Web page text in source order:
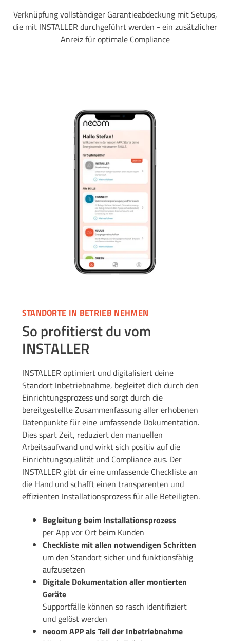
Verknüpfung vollständiger Garantieabdeckung mit Setups,
die mit INSTALLER durchgeführt werden - ein zusätzlicher
Anreiz für optimale Compliance
STANDORTE IN BETRIEB NEHMEN
So profitierst du vom
INSTALLER
INSTALLER optimiert und digitalisiert deine
Standort Inbetriebnahme, begleitet dich durch den
Einrichtungsprozess und sorgt durch die
bereitgestellte Zusammenfassung aller erhobenen
Datenpunkte für eine umfassende Dokumentation.
Dies spart Zeit, reduziert den manuellen
Arbeitsaufwand und wirkt sich positiv auf die
Einrichtungsqualität und Compliance aus. Der
INSTALLER gibt dir eine umfassende Checkliste an
die Hand und schafft einen transparenten und
effizienten Installationsprozess für alle Beteiligten.
Begleitung beim Installationsprozess
per App vor Ort beim Kunden
Checkliste mit allen notwendigen Schritten
um den Standort sicher und funktionsfähig
aufzusetzen
Digitale Dokumentation aller montierten
Geräte
Supportfälle können so rasch identifiziert
und gelöst werden
neoom APP als Teil der Inbetriebnahme